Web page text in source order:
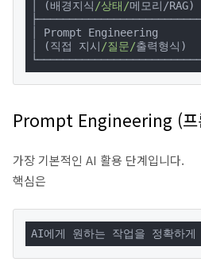
│ (배경지식 /상태/메모리/
│ Prompt Engineering
│ (직접 지시 /질문/출력형식)
Prompt Engineering (프
가장 기본적인 AI 활용 단계입니다.
핵심은
AI에게 원하는 작업을 정확하게